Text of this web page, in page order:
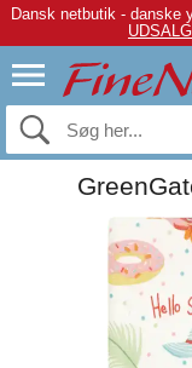
Dansk netbutik - danske